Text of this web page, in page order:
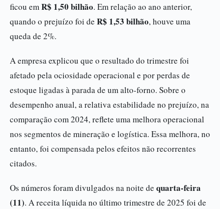
ficou emR$ 1,50 bilhão. Em relação ao ano anterior,
quando o prejuízo foi de R$ 1,53 bilhão, houve uma
queda de 2%.
A empresa explicou que o resultado do trimestre foi
afetado pela ociosidade operacional e por perdas de
estoque ligadas à parada de um alto-forno. Sobre o
desempenho anual, a relativa estabilidade no prejuízo, na
comparação com 2024, reflete uma melhora operacional
nos segmentos de mineração e logística. Essa melhora, no
entanto, foi compensada pelos efeitos não recorrentes
citados.
Os números foram divulgados na noite de quarta-feira
(11). A receita líquida no último trimestre de 2025 foi de